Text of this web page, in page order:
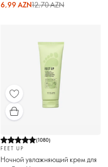
защиты Activelle
6,99 AZN12,70 AZN
(1080)
FEET UP
Ночной увлажняющий крем для